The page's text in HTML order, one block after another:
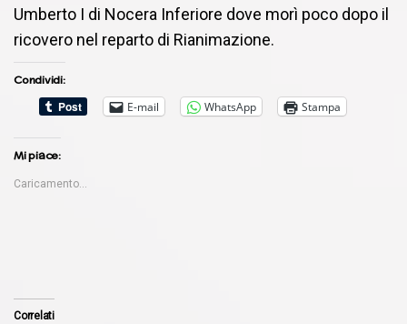
Umberto I di Nocera Inferiore dove morì poco dopo il
ricovero nel reparto di Rianimazione.
Condividi:
E-mail
WhatsApp Stampa
Mi piace:
Caricamento...
Correlati